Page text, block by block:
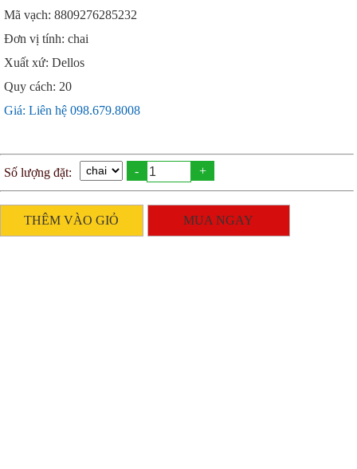
Mã vạch: 8809276285232
Đơn vị tính: chai
Xuất xứ: Dellos
Quy cách: 20
Giá: Liên hệ 098.679.8008
Số lượng đặt: - +
THÊM VÀO GIỎ MUA NGAY